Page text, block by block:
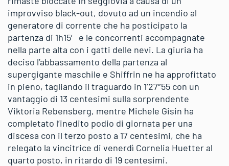
improvviso black-out, dovuto ad un incendio al
generatore di corrente che ha posticipato la
partenza di 1h15′ e le concorrenti accompagnate
nella parte alta con i gatti delle nevi. La giuria ha
deciso l’abbassamento della partenza al
supergigante maschile e Shiffrin ne ha approfittato
in pieno, tagliando il traguardo in 1’27″55 con un
vantaggio di 13 centesimi sulla sorprendente
Viktoria Rebensberg, mentre Michele Gisin ha
completato l’inedito podio di giornata per una
discesa con il terzo posto a 17 centesimi, che ha
relegato la vincitrice di venerdì Cornelia Huetter al
quarto posto, in ritardo di 19 centesimi.